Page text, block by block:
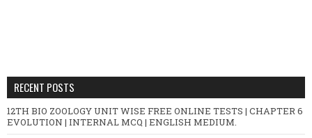
RECENT POSTS
12TH BIO ZOOLOGY UNIT WISE FREE ONLINE TESTS | CHAPTER 6
EVOLUTION | INTERNAL MCQ | ENGLISH MEDIUM.